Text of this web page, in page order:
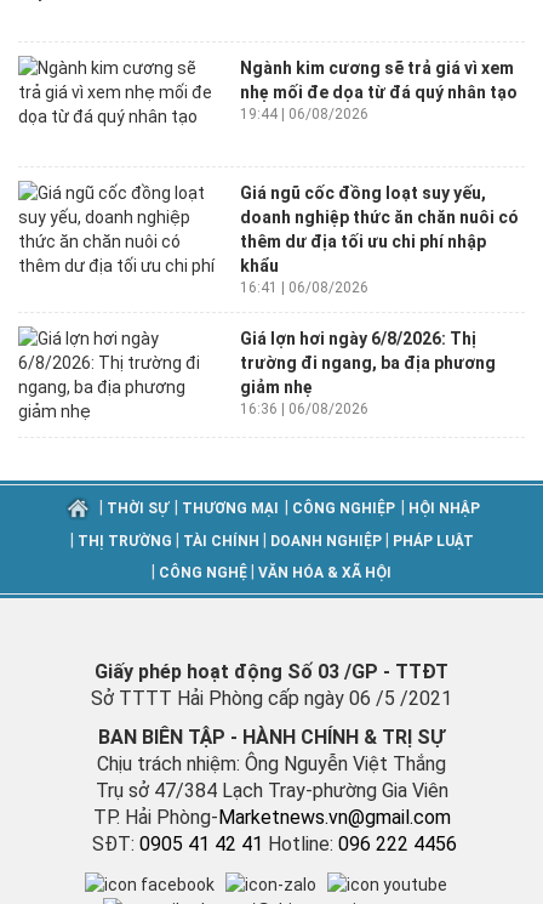
Ngành kim cương sẽ trả giá vì xem
nhẹ mối đe dọa từ đá quý nhân tạo
19:44 | 06/08/2026
Giá ngũ cốc đồng loạt suy yếu,
doanh nghiệp thức ăn chăn nuôi có
thêm dư địa tối ưu chi phí nhập
khẩu
16:41 | 06/08/2026
Giá lợn hơi ngày 6/8/2026: Thị
trường đi ngang, ba địa phương
giảm nhẹ
16:36 | 06/08/2026
THỜI SỰ THƯƠNG MẠI CÔNG NGHIỆP HỘI NHẬP
THỊ TRƯỜNG TÀI CHÍNH DOANH NGHIỆP PHÁP LUẬT
CÔNG NGHỆ VĂN HÓA & XÃ HỘI
Giấy phép hoạt động Số 03 /GP - TTĐT
Sở TTTT Hải Phòng cấp ngày 06 /5 /2021
BAN BIÊN TẬP - HÀNH CHÍNH & TRỊ SỰ
Chịu trách nhiệm: Ông Nguyễn Việt Thắng
Trụ sở 47/384 Lạch Tray-phường Gia Viên
TP. Hải Phòng- Marketnews.vn@gmail.com
SĐT: 0905 41 42 41 Hotline: 096 222 4456